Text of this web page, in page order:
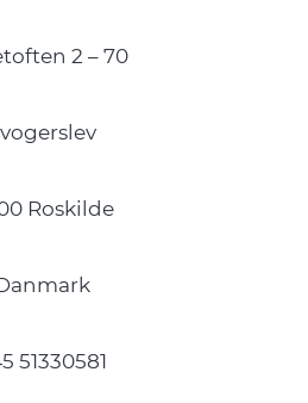
2 – 70
Roskilde
51330581